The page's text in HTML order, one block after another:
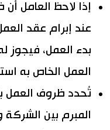
إذا لاحظ العامل
عند إبرام عقد
بدء العمل، فيجوز
العمل الخاص به
تُحدد ظروف العمل
المبرم بين الشركة